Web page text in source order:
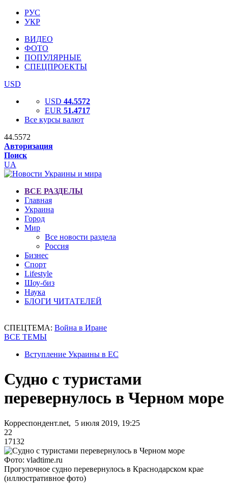
РУС
УКР
ВИДЕО
ФОТО
ПОПУЛЯРНЫЕ
СПЕЦПРОЕКТЫ
USD
USD 44.5572
EUR 51.4717
Все курсы валют
44.5572
Авторизация
Поиск
UA
ВСЕ РАЗДЕЛЫ
Главная
Украина
Город
Мир
Все новости раздела
Россия
Бизнес
Спорт
Lifestyle
Шоу-биз
Наука
БЛОГИ ЧИТАТЕЛЕЙ
СПЕЦТЕМА: Война в Иране
ВСЕ ТЕМЫ
Вступление Украины в ЕС
Судно с туристами
перевернулось в Черном море
Корреспондент.net, 5 июля 2019, 19:25
22
17132
Фото: vladtime.ru
Прогулочное судно перевернулось в Краснодарском крае
(иллюстративное фото)